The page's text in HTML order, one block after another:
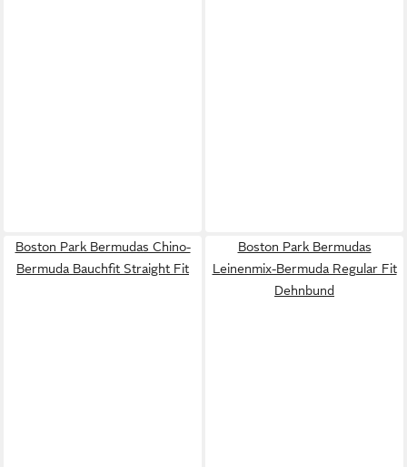
Boston Park Bermudas Chino-
Bermuda Bauchfit Straight Fit
Boston Park Bermudas
Leinenmix-Bermuda Regular Fit
Dehnbund